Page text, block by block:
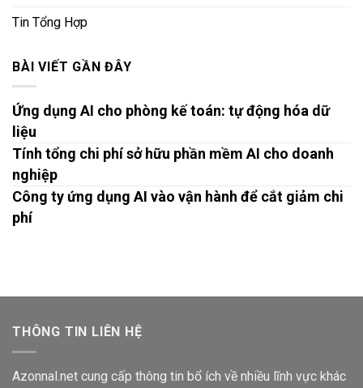
Tin Tổng Hợp
BÀI VIẾT GẦN ĐÂY
Ứng dụng AI cho phòng kế toán: tự động hóa dữ
liệu
Tính tổng chi phí sở hữu phần mềm AI cho doanh
nghiệp
Công ty ứng dụng AI vào vận hành để cắt giảm chi
phí
THÔNG TIN LIÊN HỆ
Azonnal.net cung cấp thông tin bổ ích về nhiều lĩnh vực khác